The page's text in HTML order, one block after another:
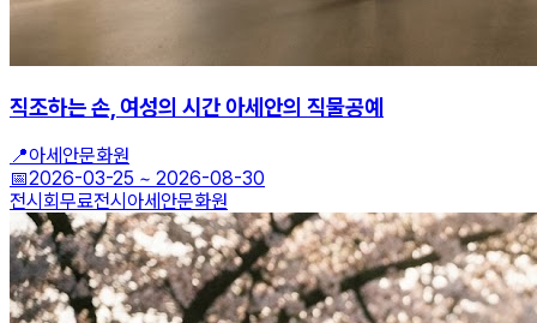
직조하는 손, 여성의 시간 아세안의 직물공예
📍아세안문화원
📅2026-03-25 ~ 2026-08-30
전시회무료전시 아세안문화원